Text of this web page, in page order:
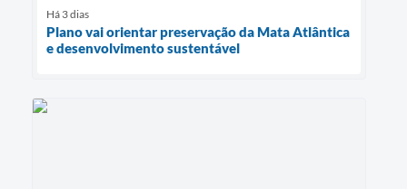
Há 3 dias
Plano vai orientar preservação da Mata Atlântica
e desenvolvimento sustentável